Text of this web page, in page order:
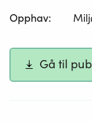
Opphav:
Gå til